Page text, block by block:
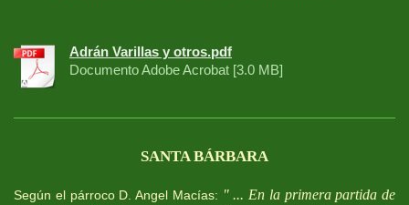
Adrán Varillas y otros.pdf
Documento Adobe Acrobat [3.0 MB]
SANTA BÁRBARA
Según el párroco D. Angel Macías: " ... En la primera partida de